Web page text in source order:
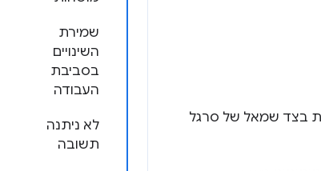
שמירת
השינויים
בסביבת
העבודה
לא ניתנה
תשובה
בצד שמאל של סרגל